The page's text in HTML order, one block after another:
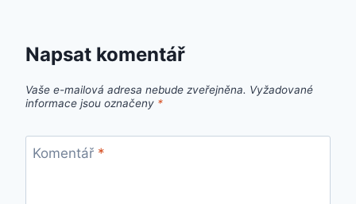
Napsat komentář
Vaše e-mailová adresa nebude zveřejněna. Vyžadované
informace jsou označeny *
Komentář *